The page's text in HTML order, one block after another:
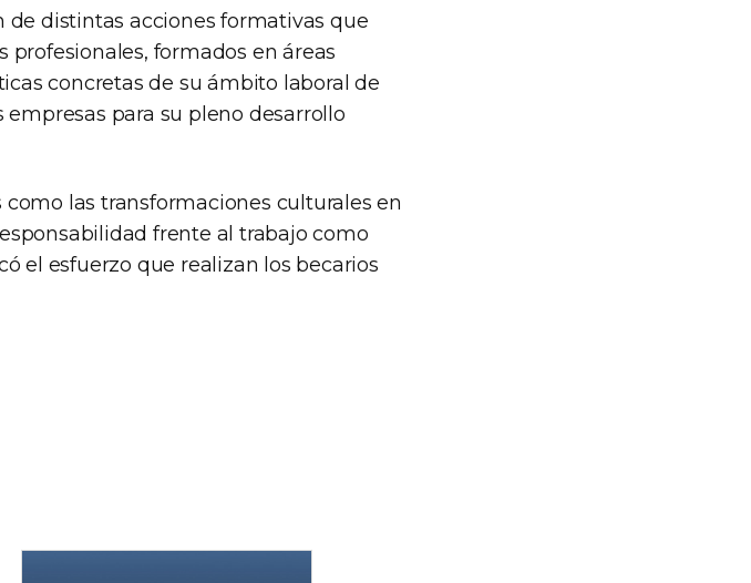
distintas acciones formativas que
formados en áreas
concretas de su ámbito laboral de
para su pleno desarrollo
las transformaciones culturales en
frente al trabajo como
el esfuerzo que realizan los becarios